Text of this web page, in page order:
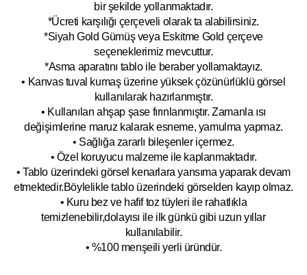
bir şekilde yollanmaktadır.
*Ücreti karşılığı çerçeveli olarak ta alabilirsiniz.
*Siyah Gold Gümüş veya Eskitme Gold çerçeve
seçeneklerimiz mevcuttur.
*Asma aparatını tablo ile beraber yollamaktayız.
• Kanvas tuval kumaş üzerine yüksek çözünürlüklü görsel
kullanılarak hazırlanmıştır.
• Kullanılan ahşap şase fırınlanmıştır. Zamanla ısı
değişimlerine maruz kalarak esneme, yamulma yapmaz.
• Sağlığa zararlı bileşenler içermez.
• Özel koruyucu malzeme ile kaplanmaktadır.
• Tablo üzerindeki görsel kenarlara yansıma yaparak devam
etmektedir.Böylelikle tablo üzerindeki görselden kayıp olmaz.
• Kuru bez ve hafif toz tüyleri ile rahatlıkla
temizlenebilir,dolayısı ile ilkgünkü gibi uzun yıllar
kullanılabilir.
• %100 menşeili yerli üründür.